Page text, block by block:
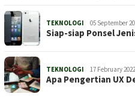
TEKNOLOGI 05 September
Siap-siap Ponsel
TEKNOLOGI 17 February 2022
Apa Pengertian UX